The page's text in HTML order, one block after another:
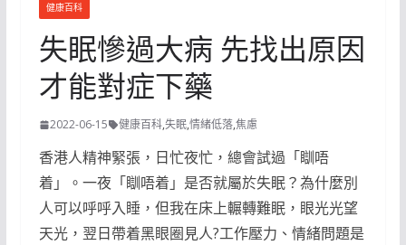
健康百科
失眠慘過大病 先找出原因
才能對症下藥
2022-06-15 健康百科,失眠,情緒低落,焦慮
香港人精神緊張，日忙夜忙，總會試過「瞓唔
着」。一夜「瞓唔着」是否就屬於失眠？為什麼別
人可以呼呼入睡，但我在床上輾轉難眠，眼光光望
天光，翌日帶着黑眼圈見人?工作壓力、情緒問題是